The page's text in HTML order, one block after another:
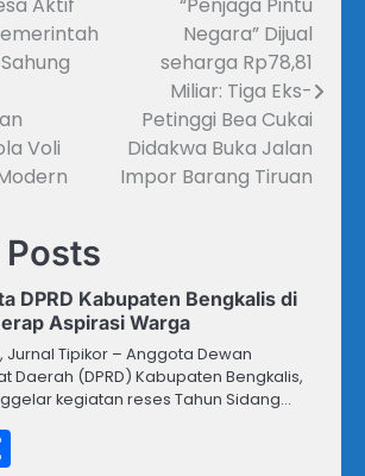
Voli
Negara” Dijual
seharga Rp78,81
Miliar: Tiga Eks-
Petinggi Bea Cukai
Didakwa Buka Jalan
Impor Barang Tiruan
Posts
DPRD Kabupaten Bengkalis di
Aspirasi Warga
Jurnal Tipikor – Anggota Dewan
Daerah (DPRD) Kabupaten Bengkalis,
kegiatan reses Tahun Sidang…